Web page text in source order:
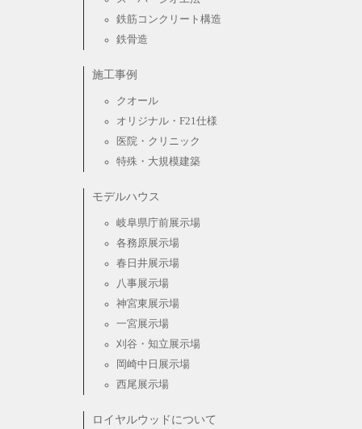
鉄筋コンクリート構造
鉄骨造
施工事例
クオール
オリジナル・F21仕様
医院・クリニック
特殊・大規模建築
モデルハウス
岐阜県庁前展示場
各務原展示場
春日井展示場
八事展示場
神宮東展示場
一宮展示場
刈谷・知立展示場
岡崎中日展示場
西尾展示場
ロイヤルウッドについて